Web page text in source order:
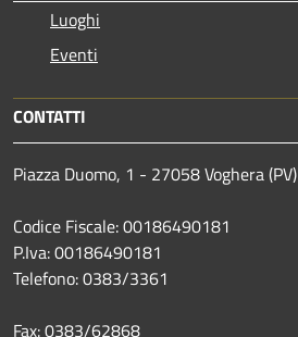
Luoghi
Eventi
CONTATTI
Piazza Duomo, 1 - 27058 Voghera (PV)
Codice Fiscale: 00186490181
P.Iva: 00186490181
Telefono:0383/3361
Fax:0383/62868